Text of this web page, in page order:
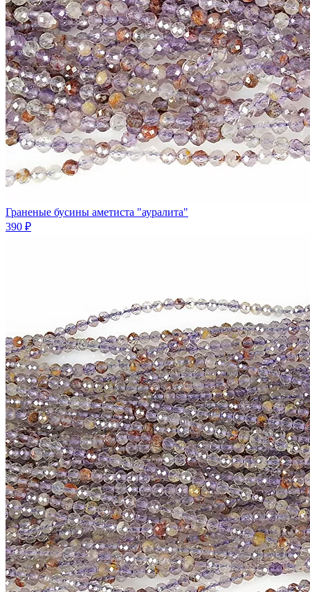
Граненые бусины аметиста "ауралита"
390 ₽